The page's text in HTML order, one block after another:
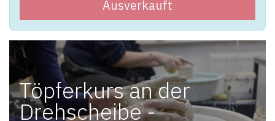
Ausverkauft
Töpferkurs an der
Drehscheibe -